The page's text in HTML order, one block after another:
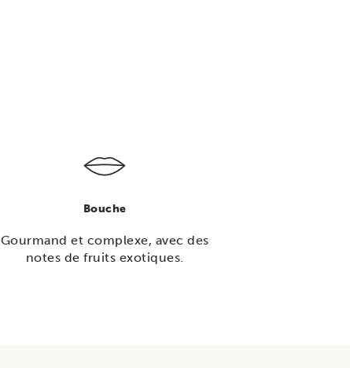
Bouche
Gourmand et complexe, avec des
notes de fruits exotiques.